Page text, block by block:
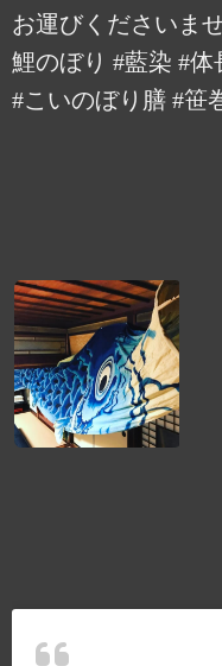
お運びくださいま
鯉のぼり #藍染 #
#こいのぼり膳 #笹